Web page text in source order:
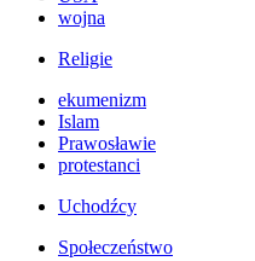
wojna
Religie
ekumenizm
Islam
Prawosławie
protestanci
Uchodźcy
Społeczeństwo